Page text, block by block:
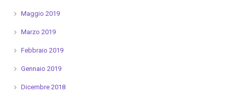
Maggio 2019
Marzo 2019
Febbraio 2019
Gennaio 2019
Dicembre 2018